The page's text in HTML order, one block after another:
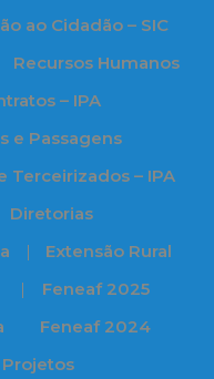
ao Cidadão – SIC
Recursos Humanos
– IPA
e Passagens
Terceirizados – IPA
Diretorias
Extensão Rural
Feneaf 2025
Feneaf 2024